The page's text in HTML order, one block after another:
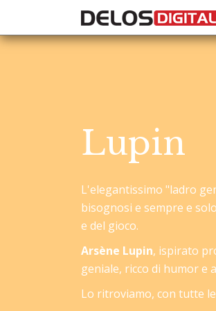
Lupin
L'elegantissimo "ladro
bisognosi e sempre e
e del gioco.
Arsène Lupin, ispirato
geniale, ricco di humor e
Lo ritroviamo, con tutte